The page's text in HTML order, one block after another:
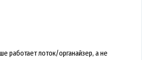
работает лоток/органайзер, а не